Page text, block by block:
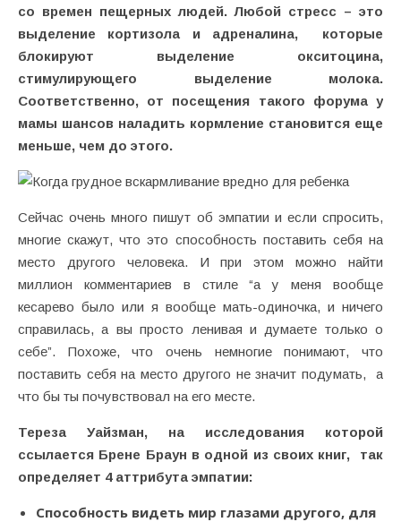
со времен пещерных людей. Любой стресс – это
выделение кортизола и адреналина,
которые
блокируют выделение окситоцина,
стимулирующего выделение молока.
Соответственно, от посещения такого форума у
мамы шансов наладить кормление становится еще
меньше, чем до этого.
Сейчас очень много пишут об эмпатии и если спросить,
многие скажут, что это способность поставить себя на
место другого человека. И при этом можно найти
миллион комментариев в стиле “а у меня вообще
кесарево было или я вообще мать-одиночка, и ничего
справилась, а вы просто ленивая и думаете только о
себе”. Похоже, что очень немногие понимают, что
поставить себя на место другого не значит подумать,
а
что бы ты почувствовал на его месте.
Тереза Уайзман, на исследования которой
ссылается Брене Браун в одной из своих книг, так
определяет 4 аттрибута эмпатии:
Способность видеть мир глазами другого, для